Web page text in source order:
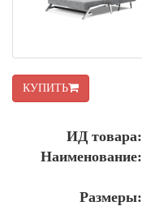
КУПИТЬ
ИД товара:
Наименование:
Размеры: